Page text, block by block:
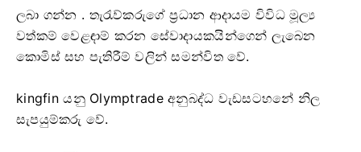
ලබා ගන්න . තැරැව්කරුගේ ප්‍රධාන ආදායම විවිධ මූල්‍ය
වත්කම් වෙළඳාම් කරන සේවාදායකයින්ගෙන් ලැබෙන
කොමිස් සහ පැතිරීම් වලින් සමන්විත වේ.
kingfin යනු Olymptrade අනුබද්ධ වැඩසටහනේ නිල
සැපයුම්කරු වේ.